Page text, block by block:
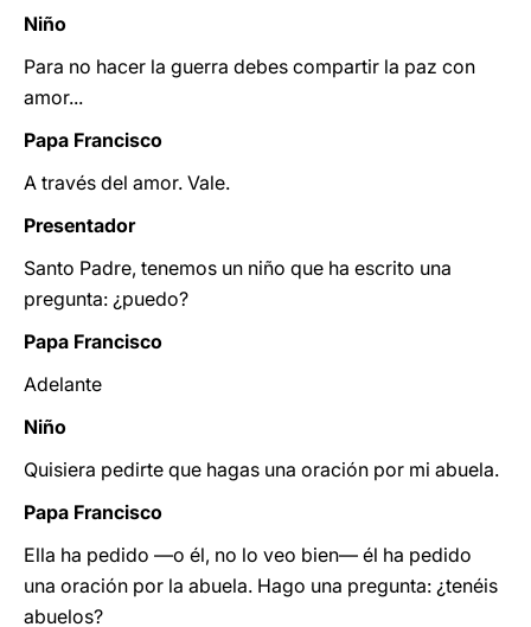
Niño
Para no hacer la guerra debes compartir la paz con
amor...
Papa Francisco
A través del amor. Vale.
Presentador
Santo Padre, tenemos un niño que ha escrito una
pregunta: ¿puedo?
Papa Francisco
Adelante
Niño
Quisiera pedirte que hagas una oración por mi abuela.
Papa Francisco
Ella ha pedido —o él, no lo veo bien— él ha pedido
una oración por la abuela. Hago una pregunta: ¿tenéis
abuelos?